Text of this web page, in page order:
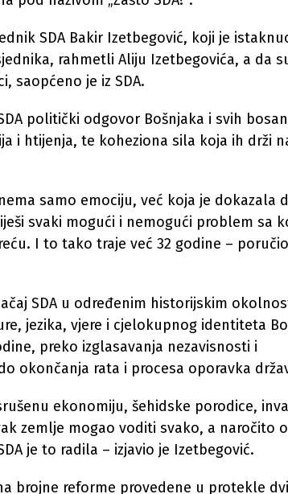
SDA Bakir Izetbegović, koji je
rahmetli Aliju Izetbegovića, a da
saopćeno je iz SDA.
politički odgovor Bošnjaka i svih
i htijenja, te koheziona sila koja ih drži
samo emociju, već koja je dokazala
svaki mogući i nemogući problem sa
I to tako traje već 32 godine –
SDA u određenim historijskim
jezika, vjere i cjelokupnog identiteta
preko izglasavanja nezavisnosti i
okončanja rata i procesa oporavka
ekonomiju, šehidske porodice,
zemlje mogao voditi svako, a naročito
je to radila – izjavio je Izetbegović.
brojne reforme provedene u protekle